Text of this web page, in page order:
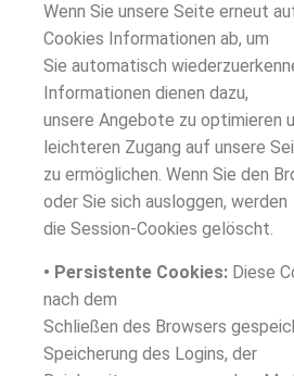
Wenn Sie unsere Seite erneut
Cookies Informationen ab, um
Sie automatisch
Informationen dienen dazu,
unsere Angebote zu optimieren
leichteren Zugang auf unsere
zu ermöglichen. Wenn Sie den
oder Sie sich ausloggen, werden
die Session-Cookies gelöscht.
• Persistente Cookies: Diese
nach dem
Schließen des Browsers
Speicherung des Logins, der